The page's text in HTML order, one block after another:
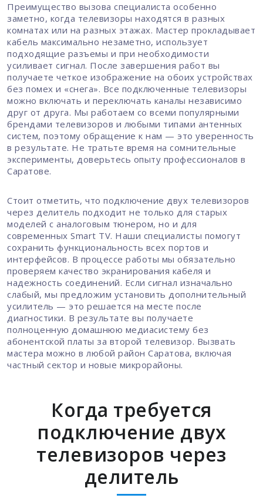
Преимущество вызова специалиста особенно
заметно, когда телевизоры находятся в разных
комнатах или на разных этажах. Мастер прокладывает
кабель максимально незаметно, использует
подходящие разъемы и при необходимости
усиливает сигнал. После завершения работ вы
получаете четкое изображение на обоих устройствах
без помех и «снега». Все подключенные телевизоры
можно включать и переключать каналы независимо
друг от друга. Мы работаем со всеми популярными
брендами телевизоров и любыми типами антенных
систем, поэтому обращение к нам — это уверенность
в результате. Не тратьте время на сомнительные
эксперименты, доверьтесь опыту профессионалов в
Саратове.
Стоит отметить, что подключение двух телевизоров
через делитель подходит не только для старых
моделей с аналоговым тюнером, но и для
современных Smart TV. Наши специалисты помогут
сохранить функциональность всех портов и
интерфейсов. В процессе работы мы обязательно
проверяем качество экранирования кабеля и
надежность соединений. Если сигнал изначально
слабый, мы предложим установить дополнительный
усилитель — это решается на месте после
диагностики. В результате вы получаете
полноценную домашнюю медиасистему без
абонентской платы за второй телевизор. Вызвать
мастера можно в любой район Саратова, включая
частный сектор и новые микрорайоны.
Когда требуется
подключение двух
телевизоров через
делитель